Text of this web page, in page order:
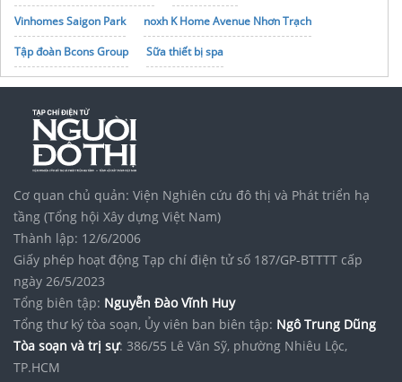
Vinhomes Saigon Park
noxh K Home Avenue Nhơn Trạch
Tập đoàn Bcons Group
Sữa thiết bị spa
Cơ quan chủ quản: Viện Nghiên cứu đô thị và Phát triển hạ
tầng (Tổng hội Xây dựng Việt Nam)
Thành lập: 12/6/2006
Giấy phép hoạt động Tạp chí điện tử số 187/GP-BTTTT cấp
ngày 26/5/2023
Tổng biên tập: Nguyễn Đào Vĩnh Huy
Tổng thư ký tòa soạn, Ủy viên ban biên tập: Ngô Trung Dũng
Tòa soạn và trị sự: 386/55 Lê Văn Sỹ, phường Nhiêu Lộc,
TP.HCM